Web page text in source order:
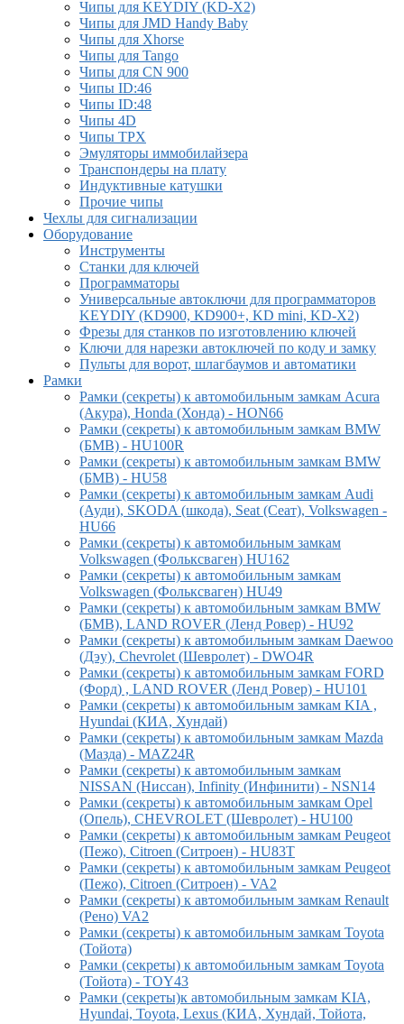
Чипы для KEYDIY (KD-X2)
Чипы для JMD Handy Baby
Чипы для Xhorse
Чипы для Tango
Чипы для CN 900
Чипы ID:46
Чипы ID:48
Чипы 4D
Чипы TPX
Эмуляторы иммобилайзера
Транспондеры на плату
Индуктивные катушки
Прочие чипы
Чехлы для сигнализации
Оборудование
Инструменты
Cтанки для ключей
Программаторы
Универсальные автоключи для программаторов
KEYDIY (KD900, KD900+, KD mini, KD-X2)
Фрезы для станков по изготовлению ключей
Ключи для нарезки автоключей по коду и замку
Пульты для ворот, шлагбаумов и автоматики
Рамки
Рамки (секреты) к автомобильным замкам Acura
(Акура), Honda (Хонда) - HON66
Рамки (секреты) к автомобильным замкам BMW
(БМВ) - HU100R
Рамки (секреты) к автомобильным замкам BMW
(БМВ) - HU58
Рамки (секреты) к автомобильным замкам Audi
(Ауди), SKODA (шкода), Seat (Сеат), Volkswagen -
HU66
Рамки (секреты) к автомобильным замкам
Volkswagen (Фольксваген) HU162
Рамки (секреты) к автомобильным замкам
Volkswagen (Фольксваген) HU49
Рамки (секреты) к автомобильным замкам BMW
(БМВ), LAND ROVER (Ленд Ровер) - HU92
Рамки (секреты) к автомобильным замкам Daewoo
(Дэу), Chevrolet (Шевролет) - DWO4R
Рамки (секреты) к автомобильным замкам FORD
(Форд) , LAND ROVER (Ленд Ровер) - HU101
Рамки (секреты) к автомобильным замкам KIA ,
Hyundai (КИА, Хундай)
Рамки (секреты) к автомобильным замкам Mazda
(Мазда) - MAZ24R
Рамки (секреты) к автомобильным замкам
NISSAN (Ниссан), Infinity (Инфинити) - NSN14
Рамки (секреты) к автомобильным замкам Opel
(Опель), CHEVROLET (Шевролет) - HU100
Рамки (секреты) к автомобильным замкам Peugeot
(Пежо), Citroen (Ситроен) - HU83T
Рамки (секреты) к автомобильным замкам Peugeot
(Пежо), Citroen (Ситроен) - VA2
Рамки (секреты) к автомобильным замкам Renault
(Рено) VA2
Рамки (секреты) к автомобильным замкам Toyota
(Тойота)
Рамки (секреты) к автомобильным замкам Toyota
(Тойота) - TOY43
Рамки (секреты)к автомобильным замкам KIA,
Hyundai, Toyota, Lexus (КИА, Хундай, Тойота,